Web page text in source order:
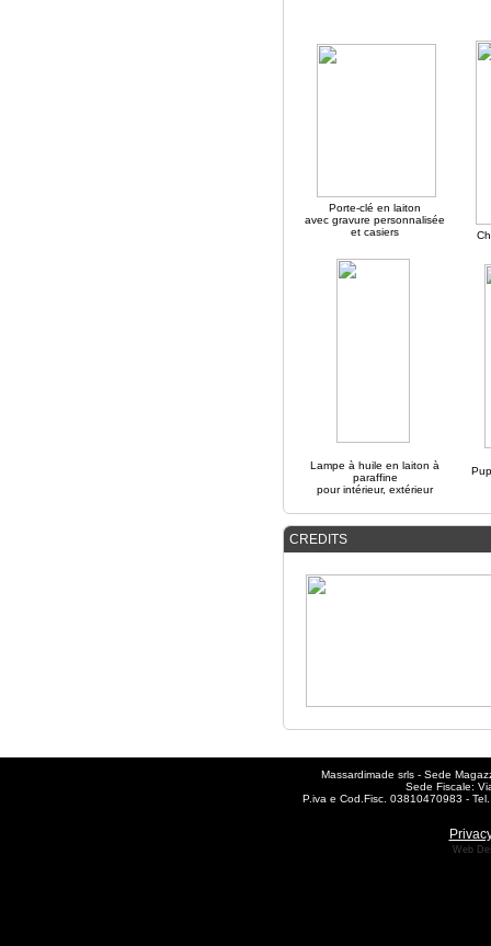
Porte-clé en laiton
avec gravure personnalisée
et casiers
Lampe à huile en laiton à
paraffine
pour intérieur, extérieur
CREDITS
Massardimade srls - Sede
Sede Fiscale:
P.iva e Cod.Fisc. 03810470983 -
Web